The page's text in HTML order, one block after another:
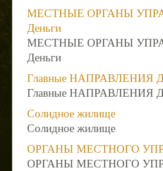
МЕСТНЫЕ ОРГАНЫ
Деньги
МЕСТНЫЕ ОРГАНЫ
Деньги
Главные НАПРАВЛЕНИЯ
Главные НАПРАВЛЕНИЯ
Солидное жилище
Солидное жилище
ОРГАНЫ МЕСТНОГО
ОРГАНЫ МЕСТНОГО